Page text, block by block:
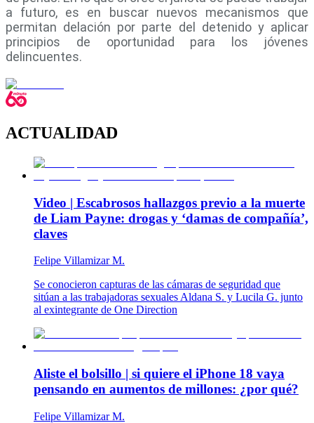
a futuro, es en buscar nuevos mecanismos que
permitan delación por parte del detenido y aplicar
principios de oportunidad para los jóvenes
delincuentes.
ACTUALIDAD
Video | Escabrosos hallazgos previo a la muerte
de Liam Payne: drogas y ‘damas de compañía’,
claves
Felipe Villamizar M.
Se conocieron capturas de las cámaras de seguridad que
sitúan a las trabajadoras sexuales Aldana S. y Lucila G. junto
al exintegrante de One Direction
Aliste el bolsillo | si quiere el iPhone 18 vaya
pensando en aumentos de millones: ¿por qué?
Felipe Villamizar M.